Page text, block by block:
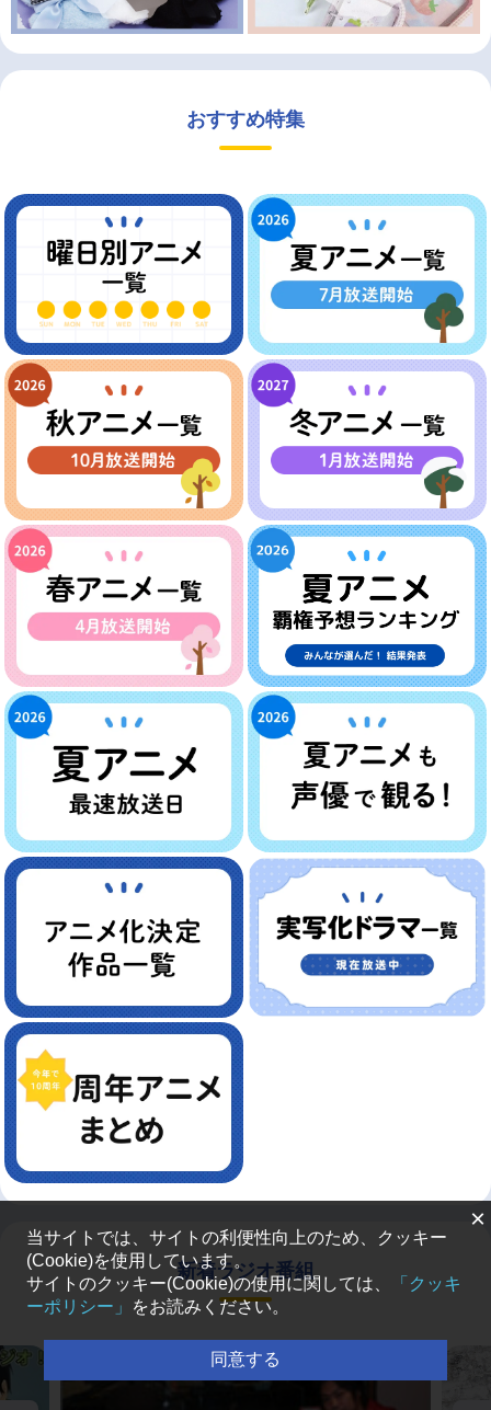
おすすめ特集
新着ラジオ番組
×
当サイトでは、サイトの利便性向上のため、クッキー
(Cookie)を使用しています。
サイトのクッキー(Cookie)の使用に関しては、
「クッキ
ーポリシー」
をお読みください。
同意する